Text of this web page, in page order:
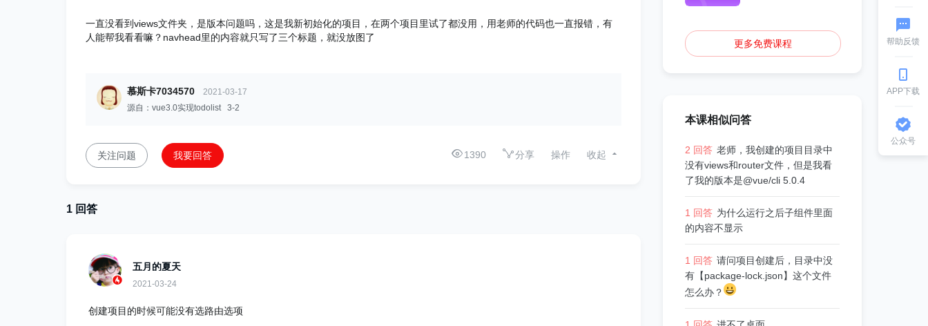
一直没看到views文件夹，是版本问题吗，这是我新初始化的项目，在两个项目里试了都没用，用老师的代码也一直报错，有
人能帮我看看嘛？navhead里的内容就只写了三个标题，就没放图了
慕斯卡7034570
2021-03-17
源自：vue3.0实现todolist 3-2
关注问题 我要回答 1390 分享 操作 收起
1 回答
五月的夏天
2021-03-24
创建项目的时候可能没有选路由选项
更多免费课程
本课相似问答
2 回答 老师，我创建的项目目录中
没有views和router文件，但是我看
了我的版本是@vue/cli 5.0.4
1 回答 ​为什么运行之后子组件里面
的内容不显示
1 回答 请问项目创建后，目录中没
有【package-lock.json】这个文件
怎么办？
帮助反馈
APP下载
公众号